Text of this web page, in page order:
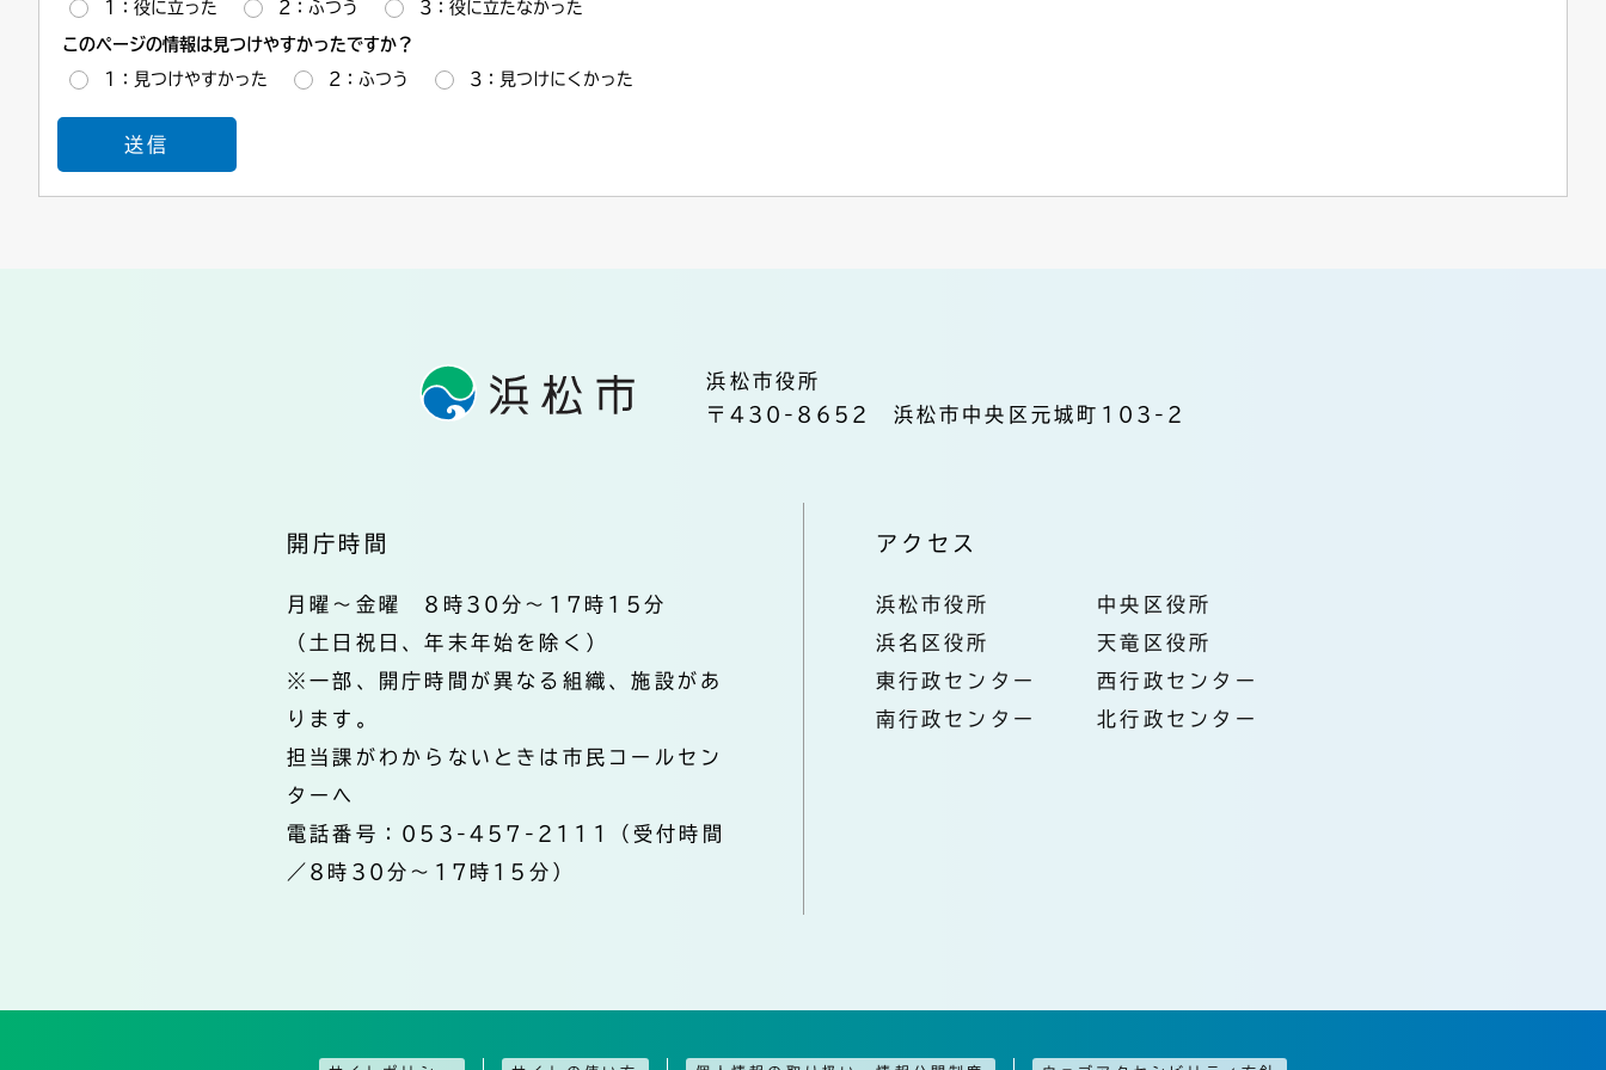
1：役に立った 2：ふつう 3：役に立たなかった
このページの情報は見つけやすかったですか？
1：見つけやすかった 2：ふつう 3：見つけにくかった
浜松市役所
〒430-8652 浜松市中央区元城町103-2
開庁時間
月曜～金曜 8時30分～17時15分
（土日祝日、年末年始を除く）
※一部、開庁時間が異なる組織、施設があ
ります。
担当課がわからないときは市民コールセン
ターへ
電話番号：053-457-2111（受付時間
／8時30分～17時15分）
アクセス
浜松市役所
中央区役所
浜名区役所
天竜区役所
東行政センター
西行政センター
南行政センター
北行政センター